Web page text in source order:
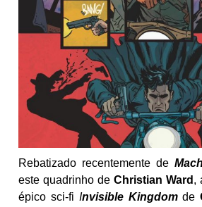
Rebatizado recentemente de
este quadrinho de Christian Ward ,
épico sci-fi Invisible Kingdomde